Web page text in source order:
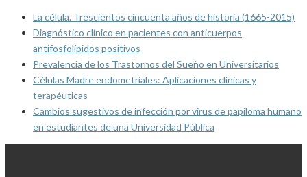
La célula. Trescientos cincuenta años de historia (1665-2015)
Diagnóstico clínico en pacientes con anticuerpos
antifosfolípidos positivos
Prevalencia de los Trastornos del Sueño en Universitarios
Células Madre endometriales: Aplicaciones clínicas y
terapéuticas
Cambios sugestivos de infección por virus de papiloma humano
en estudiantes de una Universidad Pública